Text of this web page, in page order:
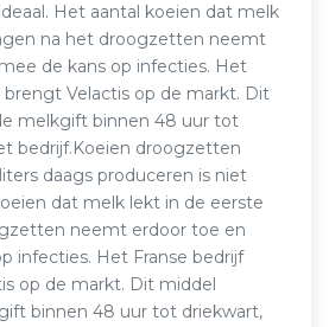
Het aantal koeien dat melk
na het droogzetten neemt
de kans op infecties. Het
brengt Velactis op de markt. Dit
melkgift binnen 48 uur tot
bedrijf.Koeien droogzetten
daags produceren is niet
dat melk lekt in de eerste
neemt erdoor toe en
infecties. Het Franse bedrijf
op de markt. Dit middel
binnen 48 uur tot driekwart,